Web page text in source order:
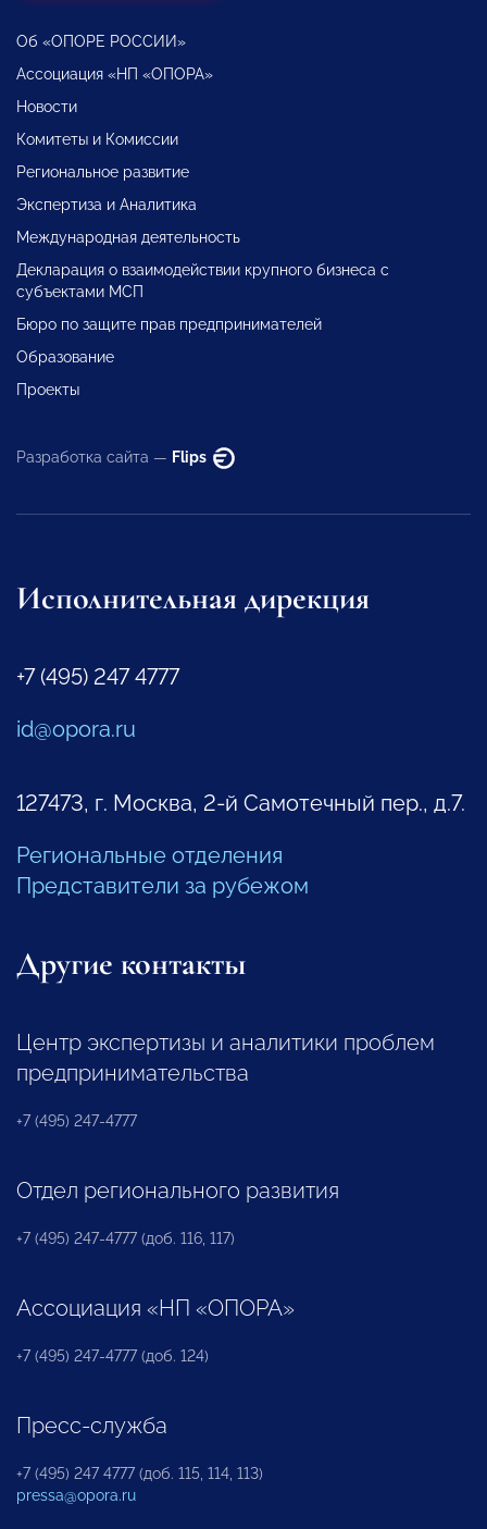
Об «ОПОРЕ РОССИИ»
Ассоциация «НП «ОПОРА»
Новости
Комитеты и Комиссии
Региональное развитие
Экспертиза и Аналитика
Международная деятельность
Декларация о взаимодействии крупного бизнеса с
субъектами МСП
Бюро по защите прав предпринимателей
Образование
Проекты
Разработка сайта — Flips
Исполнительная дирекция
+7 (495) 247 4777
id@opora.ru
127473, г. Москва, 2-й Самотечный пер., д.7.
Региональные отделения
Представители за рубежом
Другие контакты
Центр экспертизы и аналитики проблем
предпринимательства
+7 (495) 247-4777
Отдел регионального развития
+7 (495) 247-4777 (доб. 116, 117)
Ассоциация «НП «ОПОРА»
+7 (495) 247-4777 (доб. 124)
Пресс-служба
+7 (495) 247 4777 (доб. 115, 114, 113)
pressa@opora.ru